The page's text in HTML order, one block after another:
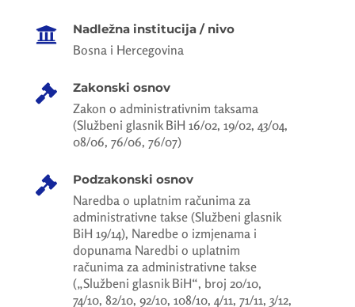
 Nadležna institucija / nivo
Bosna i Hercegovina
 Zakonski osnov
Zakon o administrativnim taksama
(Službeni glasnik BiH 16/02, 19/02, 43/04,
08/06, 76/06, 76/07)
 Podzakonski osnov
Naredba o uplatnim računima za
administrativne takse (Službeni glasnik
BiH 19/14), Naredbe o izmjenama i
dopunama Naredbi o uplatnim
računima za administrativne takse
(„Službeni glasnik BiH“, broj 20/10,
74/10, 82/10, 92/10, 108/10, 4/11, 71/11, 3/12,